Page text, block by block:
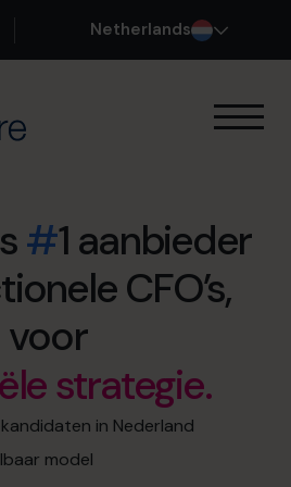
Netherlands
#1 aanbieder
CFO’s,
voor
exitwaarde.
strategie.
in Nederland
model
pensioen